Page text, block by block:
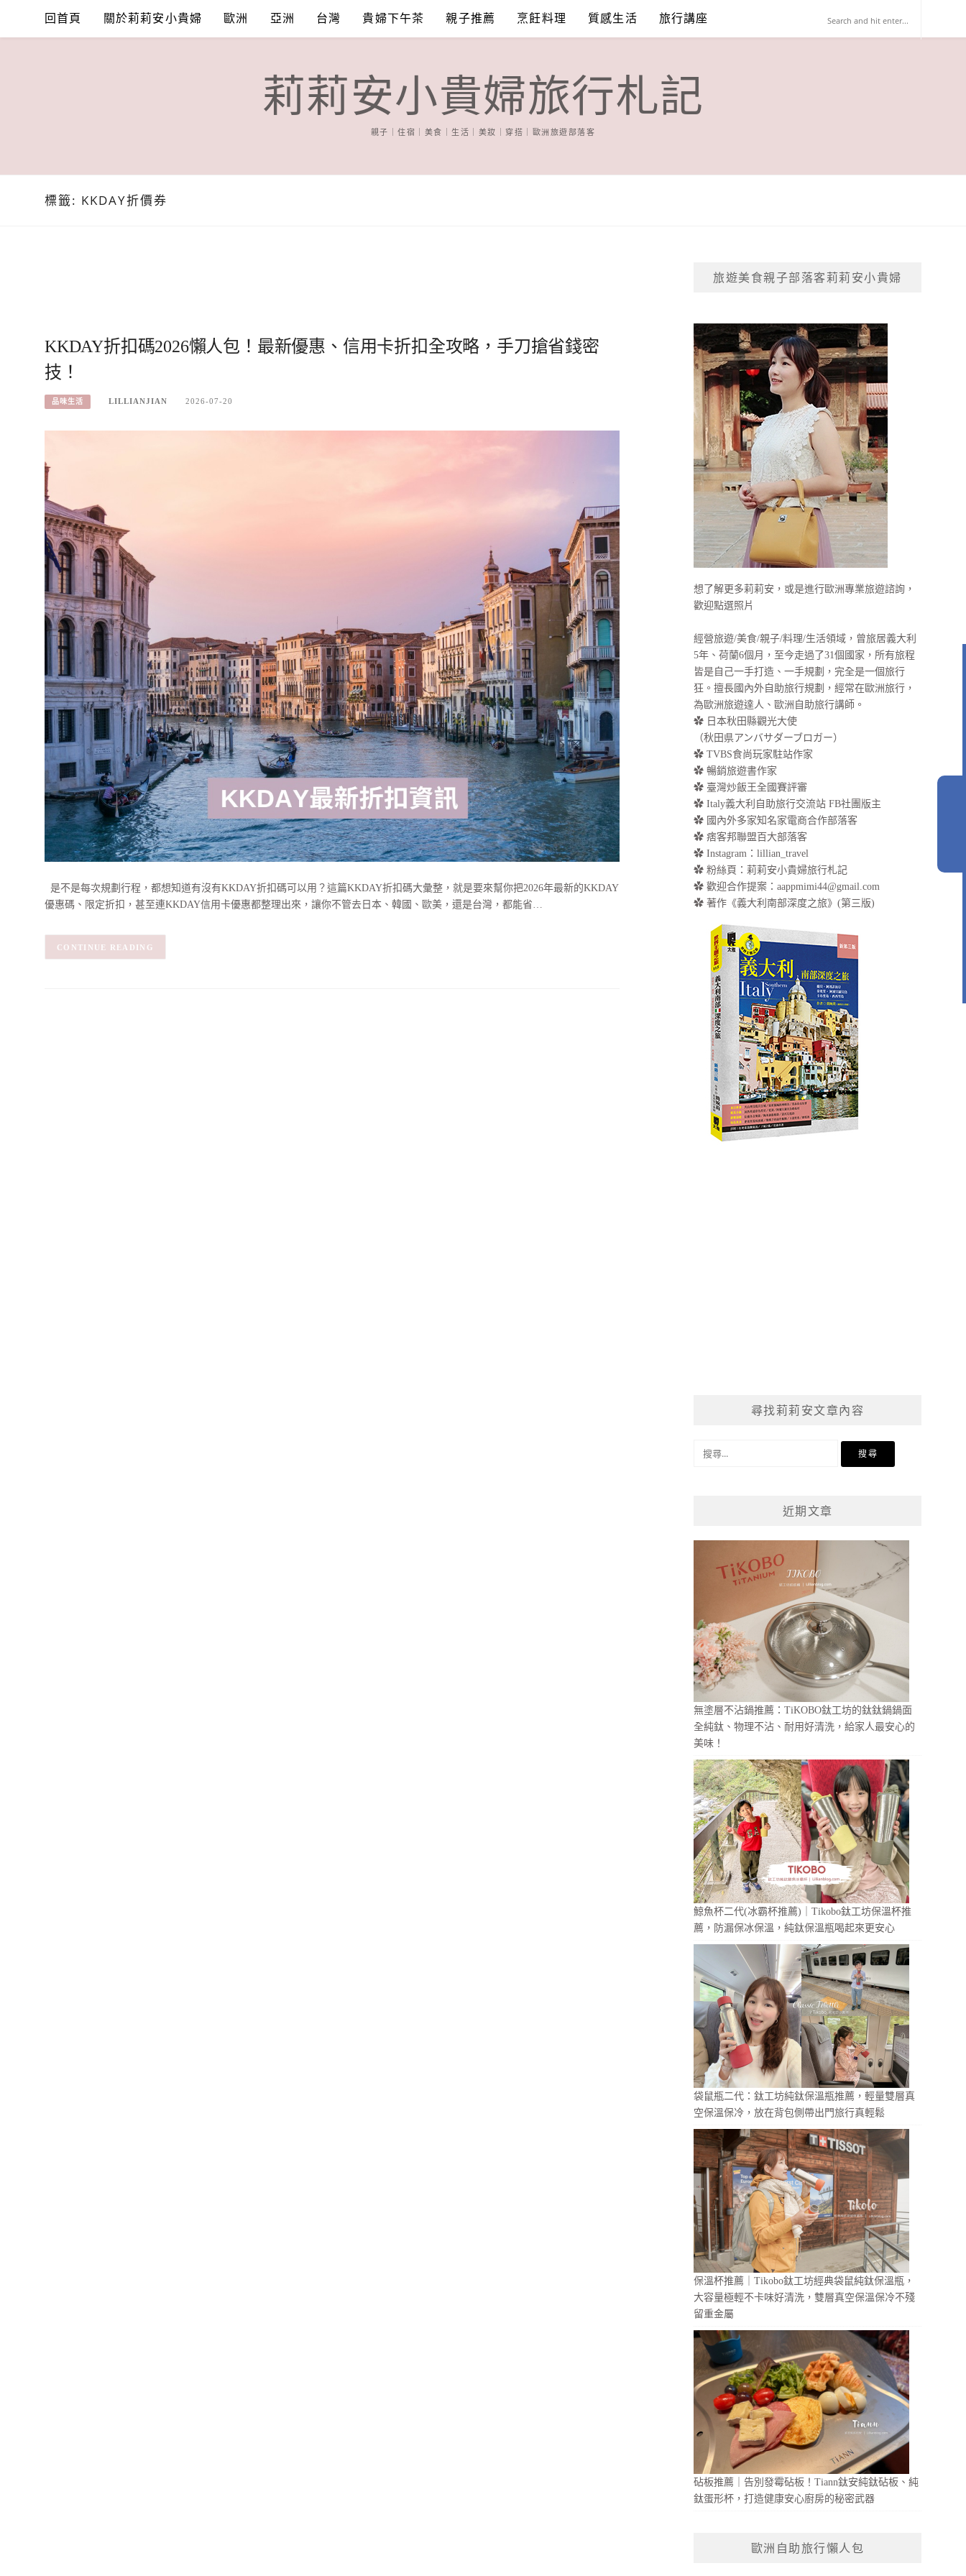
回首頁 關於莉莉安小貴婦 歐洲 亞洲 台灣 貴婦下午茶 親子推薦 烹飪料理 質感生活 旅行講座
莉莉安小貴婦旅行札記
親子｜住宿｜美食｜生活｜美妝｜穿搭｜歐洲旅遊部落客
標籤: KKDAY折價券
KKDAY折扣碼2026懶人包！最新優惠、信用卡折扣全攻略，手刀搶省錢密
技！
品味生活 LILLIANJIAN 2026-07-20
是不是每次規劃行程，都想知道有沒有KKDAY折扣碼可以用？這篇KKDAY折扣碼大彙整，就是要來幫你把2026年最新的KKDAY
優惠碼、限定折扣，甚至連KKDAY信用卡優惠都整理出來，讓你不管去日本、韓國、歐美，還是台灣，都能省…
CONTINUE READING
旅遊美食親子部落客莉莉安小貴婦
想了解更多莉莉安，或是進行歐洲專業旅遊諮詢，
歡迎點選照片
經營旅遊/美食/親子/料理/生活領域，曾旅居義大利
5年、荷蘭6個月，至今走過了31個國家，所有旅程
皆是自己一手打造、一手規劃，完全是一個旅行
狂。擅長國內外自助旅行規劃，經常在歐洲旅行，
為歐洲旅遊達人、歐洲自助旅行講師。
✿ 日本秋田縣觀光大使
（秋田県アンバサダーブロガー）
✿ TVBS食尚玩家駐站作家
✿ 暢銷旅遊書作家
✿ 臺灣炒飯王全國賽評審
✿ Italy義大利自助旅行交流站 FB社團版主
✿ 國內外多家知名家電商合作部落客
✿ 痞客邦聯盟百大部落客
✿Instagram：lillian_travel
✿粉絲頁：莉莉安小貴婦旅行札記
✿ 歡迎合作提案：aappmimi44@gmail.com
✿ 著作《義大利南部深度之旅》(第三版)
尋找莉莉安文章內容
近期文章
無塗層不沾鍋推薦：TiKOBO鈦工坊的鈦鈦鍋鍋面
全純鈦、物理不沾、耐用好清洗，給家人最安心的
美味！
鯨魚杯二代(冰霸杯推薦)｜Tikobo鈦工坊保溫杯推
薦，防漏保冰保溫，純鈦保溫瓶喝起來更安心
袋鼠瓶二代：鈦工坊純鈦保溫瓶推薦，輕量雙層真
空保溫保冷，放在背包側帶出門旅行真輕鬆
保溫杯推薦｜Tikobo鈦工坊經典袋鼠純鈦保溫瓶，
大容量極輕不卡味好清洗，雙層真空保溫保冷不殘
留重金屬
砧板推薦｜告別發霉砧板！Tiann鈦安純鈦砧板、純
鈦蛋形杯，打造健康安心廚房的秘密武器
歐洲自助旅行懶人包